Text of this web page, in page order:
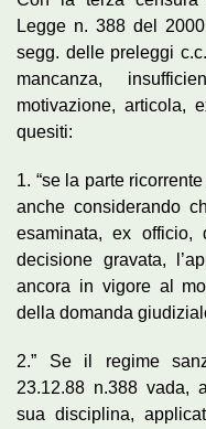
Legge n. 388 del
segg. delle preleggi
mancanza,
motivazione, articola,
quesiti:
1. “se la parte
anche considerando
esaminata, ex
decisione gravata,
ancora in vigore al
della domanda
2.” Se il regime
23.12.88 n.388 vada,
sua disciplina,